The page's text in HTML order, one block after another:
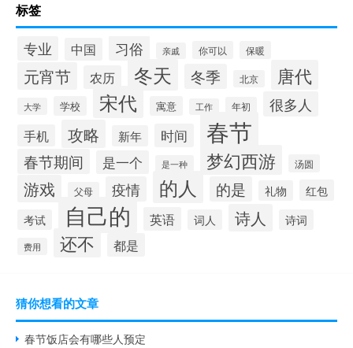
标签
专业 中国 习俗 亲戚 你可以 保暖
元宵节 农历 冬天 冬季 北京 唐代
大学 学校 宋代 寓意 工作 年初 很多人
手机 攻略 新年 时间 春节
春节期间 是一个 是一种 梦幻西游 汤圆
游戏 父母 疫情 的人 的是 礼物 红包
考试 自己的 英语 词人 诗人 诗词
费用 还不 都是
猜你想看的文章
春节饭店会有哪些人预定